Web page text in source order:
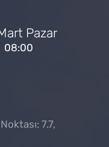
Pazar
08:00
7.7,